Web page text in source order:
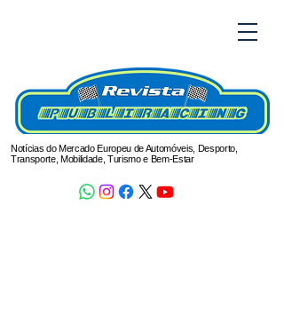
Notícias do Mercado Europeu de Automóveis, Desporto,
Transporte, Mobilidade, Turismo e Bem-Estar